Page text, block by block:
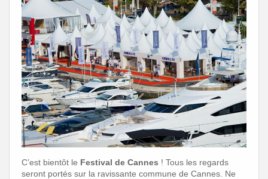
C’est bientôt le Festival de Cannes ! Tous les regards
seront portés sur la ravissante commune de Cannes. Ne